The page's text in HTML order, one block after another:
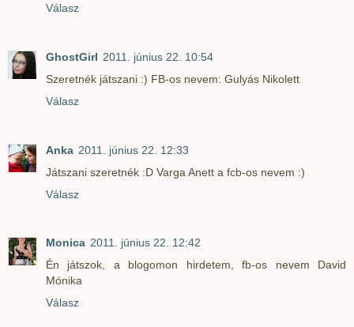
Válasz
GhostGirl 2011. június 22. 10:54
Szeretnék játszani :) FB-os nevem: Gulyás Nikolett
Válasz
Anka 2011. június 22. 12:33
Játszani szeretnék :D Varga Anett a fcb-os nevem :)
Válasz
Monica 2011. június 22. 12:42
Én játszok, a blogomon hirdetem, fb-os nevem David
Mónika
Válasz